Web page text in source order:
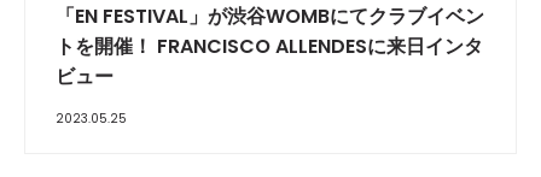
「EN FESTIVAL」が渋谷WOMBにてクラブイベン
トを開催！ FRANCISCO ALLENDESに来日インタ
ビュー
2023.05.25